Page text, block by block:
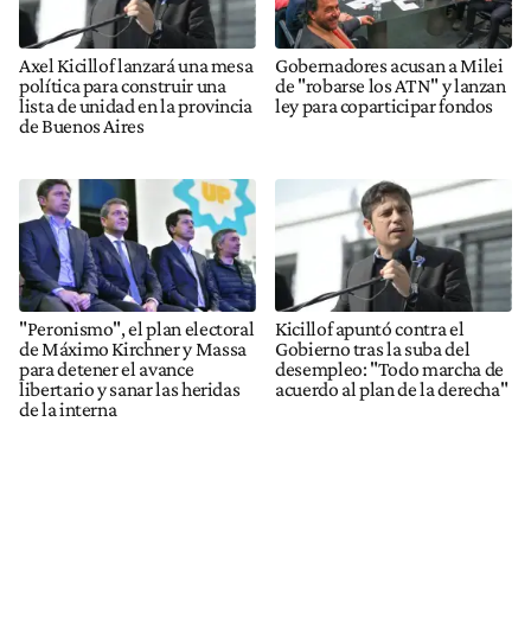
Axel Kicillof lanzará una mesa
política para construir una
lista de unidad en la provincia
de Buenos Aires
Gobernadores acusan a Milei
de "robarse los ATN" y lanzan
ley para coparticipar fondos
"Peronismo", el plan electoral
de Máximo Kirchner y Massa
para detener el avance
libertario y sanar las heridas
de la interna
Kicillof apuntó contra el
Gobierno tras la suba del
desempleo: "Todo marcha de
acuerdo al plan de la derecha"